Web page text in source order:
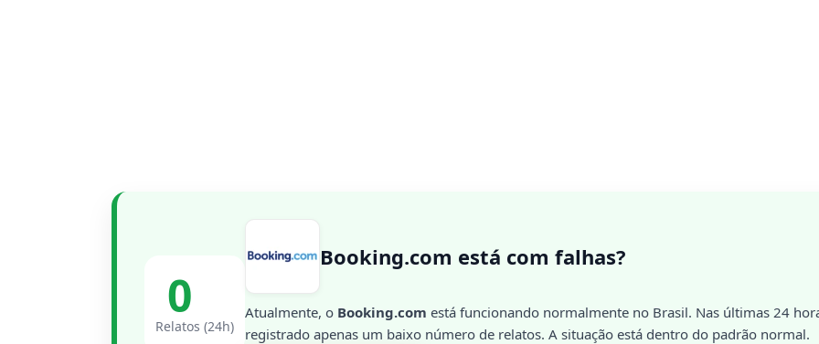
0
Relatos (24h)
Booking.com está com falhas?
Atualmente, o Booking.com está funcionando normalmente no Brasil. Nas últimas 24
registrado apenas um baixo número de relatos. A situação está dentro do padrão normal.